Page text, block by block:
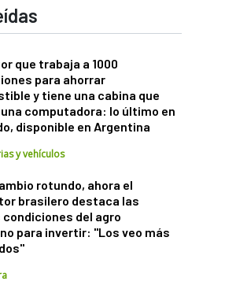
que trabaja a 1000
para ahorrar
y tiene una cabina que
computadora: lo último en
disponible en Argentina
y vehículos
rotundo, ahora el
brasilero destaca las
condiciones del agro
para invertir: "Los veo más